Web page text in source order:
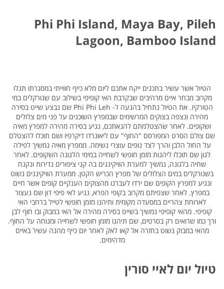
Phi Phi Island, Maya Bay, Pileh
Lagoon, Bamboo Island
הטיול אשר עשיר בתכנים ייקח אתכם ליום מלא כייף חווייתי במסגרתו תגלו
מקרוב מבחר איים מרהיבים שבקרבת האי קופיפי בשילוב עם שנורקלים במי
הטורקיז. את הטיול נתחיל בהגעה ל- Phi Phi Leh שם נבצע שייט בסירה
מהירה ונצפה בצוקים המרשימים שבמפרץ השוכנים על פני מים צלולים
ושקופים. לאחר שהצטלמתם להנאתכם, נגיע בסירה מהירה למפרץ מאיה
שם צולם הסרט המפורסם "החוף" עם ליאונרדו דיקרפיו ושם תוכלו להצטלם
על החול הלבן והרך לצד נופים עוצרי נשימה. ממפרץ מאיה נמשיך לפילה
לגון שם תוכלו ליהנות מזמן חופשי לשחייה במימי הלגונה השקופים. לאחר
שחיה בלגונה, נמשיך למערת הוויקינגים בה קני ציפורים נדירות ונקנח
בשנורקלים במים הצלולים של מפרץ הכריש הקטן. ממערת הוויקינגים נשוט
ונגיע למפרץ הקופים שם ירדו לעברנו מהצוקים הענקיים קופים אשר חיים
במפרץ. לאחר שצפיתם מקרוב בקופי הפרא, נגיע לאי פיפי דון שם נעצור
לארוחת צהריים במסעדה מקומית ותיהנו מזמן חופשי לטייל ברחבי האי
קופיפי. מהאי קופיפי נמשיך בשייט בסירה מהירה אל האי במבוק ובו חוף לבן
ורך כמו שרואים רק בסרטים, שם תיהנו מזמן חופשי לשחייה ומנוחה על החוף.
מהאי במבוק נשוט בחזרה אל קאו לאק לאחר יום כייף מהנה עשיר באיים
מדהימים.
טיול יום לאיי סורין